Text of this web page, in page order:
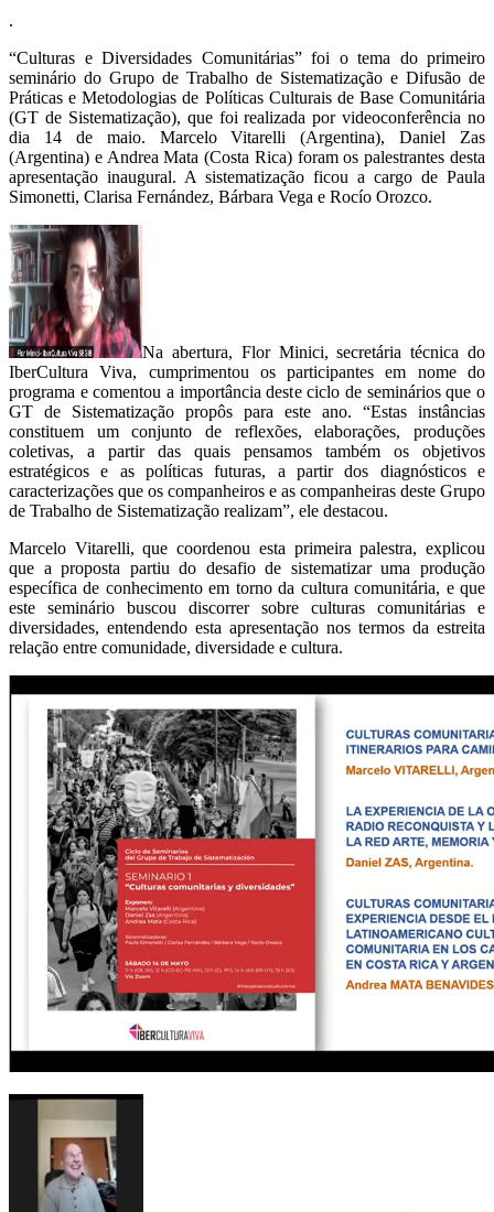
.
“Culturas e Diversidades Comunitárias” foi o tema do primeiro
seminário do Grupo de Trabalho de Sistematização e Difusão de
Práticas e Metodologias de Políticas Culturais de Base Comunitária
(GT de Sistematização), que foi realizada por videoconferência no
dia 14 de maio. Marcelo Vitarelli (Argentina), Daniel Zas
(Argentina) e Andrea Mata (Costa Rica) foram os palestrantes desta
apresentação inaugural. A sistematização ficou a cargo de Paula
Simonetti, Clarisa Fernández, Bárbara Vega e Rocío Orozco.
Na abertura, Flor Minici, secretária técnica do
IberCultura Viva, cumprimentou os participantes em nome do
programa e comentou a importância deste ciclo de seminários que o
GT de Sistematização propôs para este ano. “Estas instâncias
constituem um conjunto de reflexões, elaborações, produções
coletivas, a partir das quais pensamos também os objetivos
estratégicos e as políticas futuras, a partir dos diagnósticos e
caracterizações que os companheiros e as companheiras deste Grupo
de Trabalho de Sistematização realizam”, ele destacou.
Marcelo Vitarelli, que coordenou esta primeira palestra, explicou
que a proposta partiu do desafio de sistematizar uma produção
específica de conhecimento em torno da cultura comunitária, e que
este seminário buscou discorrer sobre culturas comunitárias e
diversidades, entendendo esta apresentação nos termos da estreita
relação entre comunidade, diversidade e cultura.